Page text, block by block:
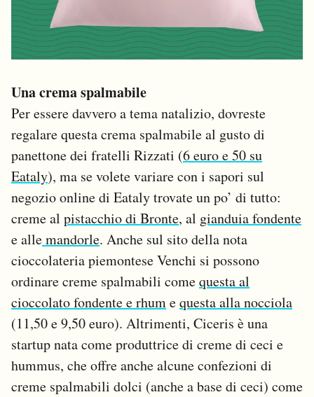
Una crema spalmabile
Per essere davvero a tema natalizio, dovreste
regalare questa crema spalmabile al gusto di
panettone dei fratelli Rizzati (6 euro e 50 su
Eataly), ma se volete variare con i sapori sul
negozio online di Eataly trovate un po’ di tutto:
creme al pistacchio di Bronte, al gianduia fondente
e allemandorle. Anche sul sito della nota
cioccolateria piemontese Venchi si possono
ordinare creme spalmabili comequesta al
cioccolato fondente e rhumequesta alla nocciola
(11,50 e 9,50 euro). Altrimenti, Ciceris è una
startup nata come produttrice di creme di ceci e
hummus, che offre anche alcune confezioni di
creme spalmabili dolci (anche a base di ceci) come